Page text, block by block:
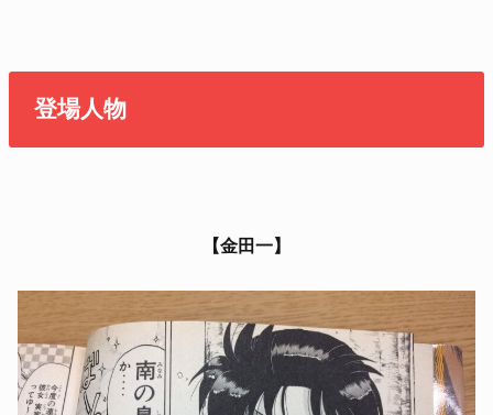
登場人物
【金田一】